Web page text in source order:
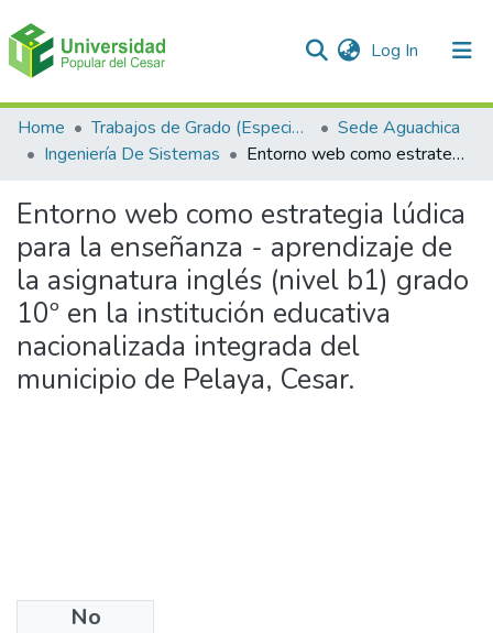
Log In (current)
Communities & Collections
All of DSpace
Statistics
Home Trabajos de Grado (Especializaciones y Pregrados)
Sede Aguachica
Ingeniería De Sistemas
Entorno web como estrategia lúdica para la enseñanza - aprendizaje de la asignatura inglés (nivel b1) grado 10º en la institución educativa nacionalizada integrada del municipio de Pelaya, Cesar.
Entorno web como estrategia lúdica
para la enseñanza - aprendizaje de
la asignatura inglés (nivel b1) grado
10º en la institución educativa
nacionalizada integrada del
municipio de Pelaya, Cesar.
No